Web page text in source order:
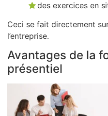
des exercices en
Ceci se fait directement
l’entreprise.
Avantages de la
présentiel